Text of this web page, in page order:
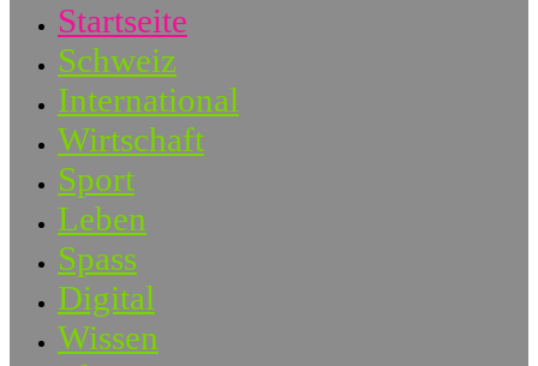
Startseite
Schweiz
International
Wirtschaft
Sport
Leben
Spass
Digital
Wissen